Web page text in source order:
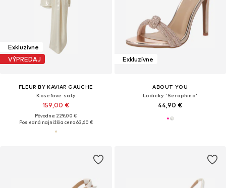
Exkluzívne
VÝPREDAJ
FLEUR BY KAVIAR GAUCHE
Košeľové šaty
159,00 €
Pôvodne: 229,00 €
Posledná najnižšia cena:63,60 €
Exkluzívne
ABOUT YOU
Lodičky 'Seraphina'
44,90 €